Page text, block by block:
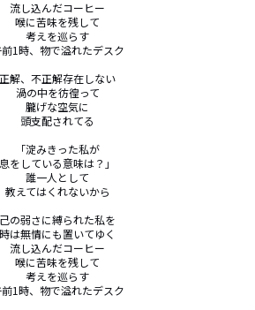
流し込んだコーヒー
喉に苦味を残して
考えを巡らす
前1時、物で溢れたデスク
正解、不正解存在しない
渦の中を彷徨って
朧げな空気に
頭支配されてる
「淀みきった私が
息をしている意味は？」
誰一人として
教えてはくれないから
己の弱さに縛られた私を
時は無情にも置いてゆく
流し込んだコーヒー
喉に苦味を残して
考えを巡らす
前1時、物で溢れたデスク